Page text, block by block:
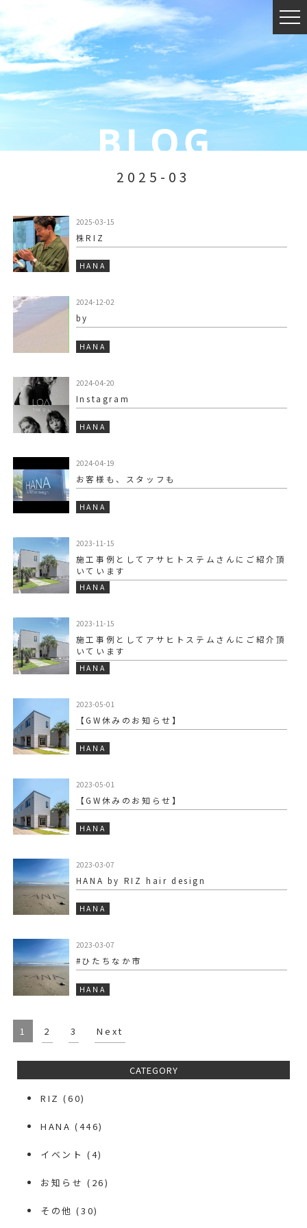
2025-03
2025-03-15
株RIZ
HANA
2024-12-02
by
HANA
2024-04-20
Instagram
HANA
2024-04-19
お客様も、スタッフも
HANA
2023-11-15
施工事例としてアサヒトステムさんにご紹介頂
いています️
HANA
2023-11-15
施工事例としてアサヒトステムさんにご紹介頂
いています️
HANA
2023-05-01
【GW休みのお知らせ】
HANA
2023-05-01
【GW休みのお知らせ】
HANA
2023-03-07
HANA by RIZ hair design
HANA
2023-03-07
#ひたちなか市
HANA
1 2 3 Next
CATEGORY
RIZ (60)
HANA (446)
イベント (4)
お知らせ (26)
その他 (30)